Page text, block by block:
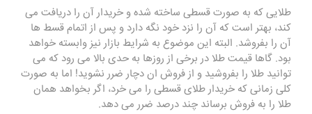
طلایی که به صورت قسطی ساخته شده و خریدار آن را دریافت می
کند، بهتر است که آن را نزد خود نگه دارد و پس از اتمام قسط ها
آن را بفروشد. البته این موضوع به شرایط بازار نیز وابسته خواهد
بود. گاها قیمت طلا در برخی از روزها به حدی بالا می رود که می
توانید طلا را بفروشید و از فروش ان دچار ضرر نشوید! اما به صورت
کلی زمانی که خریدار طلای قسطی را می‌ خرد، اگر بخواهد همان
طلا را به فروش برساند چند درصد ضرر می دهد.